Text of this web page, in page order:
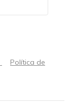
Política de